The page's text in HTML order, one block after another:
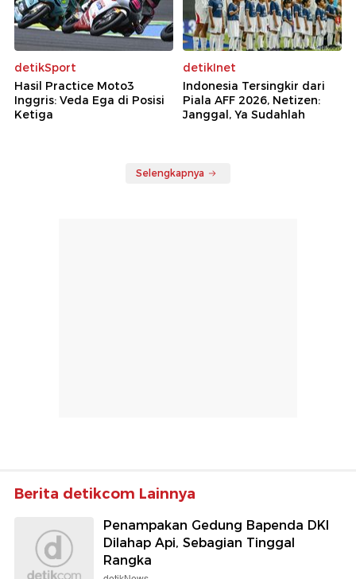
detikSport
Hasil Practice Moto3
Inggris: Veda Ega di Posisi
Ketiga
detikInet
Indonesia Tersingkir dari
Piala AFF 2026, Netizen:
Janggal, Ya Sudahlah
Selengkapnya
Berita detikcom Lainnya
Penampakan Gedung Bapenda DKI
Dilahap Api, Sebagian Tinggal
Rangka